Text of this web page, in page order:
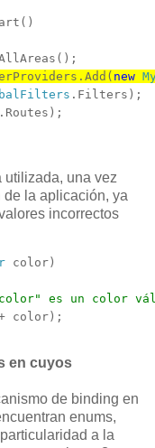
new
.Filters);
.Routes);
utilizada, una vez
la aplicación, ya
incorrectos
color)
es un color
color);
en cuyos
de binding en
enums,
a la